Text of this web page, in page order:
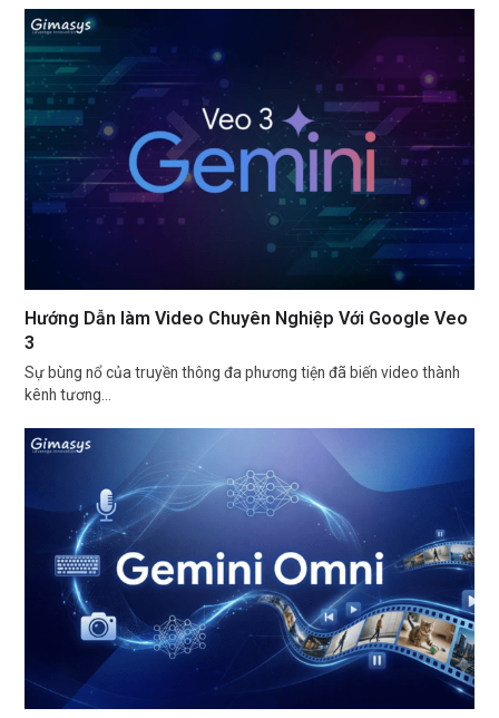
Hướng Dẫn làm Video Chuyên Nghiệp Với Google Veo
3
Sự bùng nổ của truyền thông đa phương tiện đã biến video thành
kênh tương…